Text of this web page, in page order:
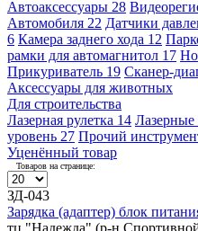
Автоаксессуары 28
Автомобиля 22 Датчики
6 Камера заднего хода 12
рамки для автомагнитол 17
Прикуриватель 19 Сканер-
Аксессуары для животных
Для строительства
Лазерная рулетка 14
уровень 27 Прочий
Уценённый товар
Товаров на странице:
ЗД-043
Зарядка (адаптер) блок
тц "Надежда" (р-н